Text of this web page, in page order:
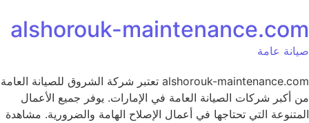
alshorouk-maintenance.com
صيانة عامة
alshorouk-maintenance.com تعتبر شركة الشروق للصيانة العامة
من أكبر شركات الصيانة العامة في الإمارات. يوفر جميع الأعمال
المتنوعة التي تحتاجها في أعمال الإصلاح الهامة والضرورية. مشاهدة